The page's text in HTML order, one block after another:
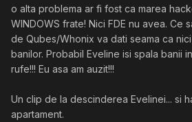
o alta problema ar fi fost ca marea
WINDOWS frate! Nici FDE nu avea. Ce
de Qubes/Whonix va dati seama ca
banilor. Probabil Eveline isi spala banii
rufe!!! Eu asa am auzit!!!
Un clip de la descinderea Evelinei... si
apartament.